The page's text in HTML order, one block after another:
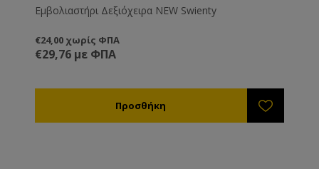
Εμβολιαστήρι Δεξιόχειρα NEW Swienty
€24,00 χωρίς ΦΠΑ
€29,76 με ΦΠΑ